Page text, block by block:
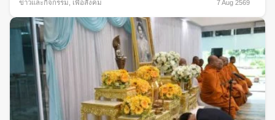
ข่าวและกิจกรรม เพื่อสังคม 7 Aug 2569